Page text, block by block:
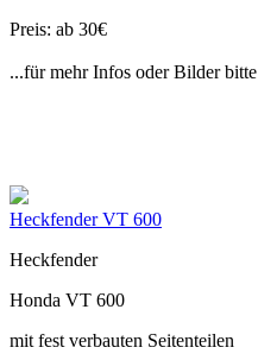
Preis: ab 30€
...für mehr Infos oder Bilder bitte
Heckfender VT 600
Heckfender
Honda VT 600
mit fest verbauten Seitenteilen